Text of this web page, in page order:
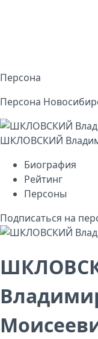
Персона
Персона
ШКЛОВСКИЙ
Биография
Рейтинг
Персоны
Подписаться на